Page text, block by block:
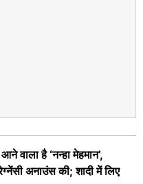
वाला है ‘नन्हा मेहमान’,
अनाउंस की; शादी में लिए